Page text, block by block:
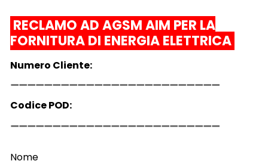
RECLAMO AD AGSM AIM PER LA
FORNITURA DI ENERGIA ELETTRICA
Numero Cliente:
Codice POD:
Nome